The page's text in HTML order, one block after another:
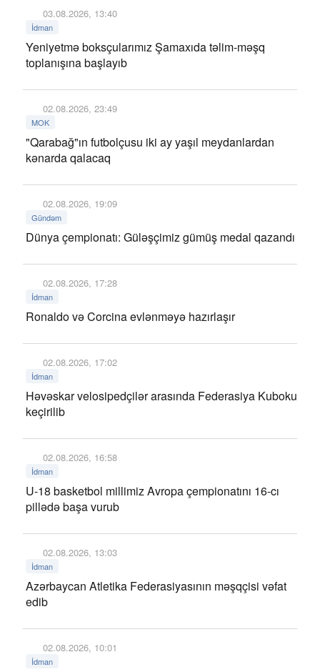
03.08.2026, 13:40
İdman
Yeniyetmə boksçularımız Şamaxıda təlim-məşq
toplanışına başlayıb
02.08.2026, 23:49
MOK
"Qarabağ"ın futbolçusu iki ay yaşıl meydanlardan
kənarda qalacaq
02.08.2026, 19:09
Gündəm
Dünya çempionatı: Güləşçimiz gümüş medal qazandı
02.08.2026, 17:28
İdman
Ronaldo və Corcina evlənməyə hazırlaşır
02.08.2026, 17:02
İdman
Həvəskar velosipedçilər arasında Federasiya Kuboku
keçirilib
02.08.2026, 16:58
İdman
U-18 basketbol millimiz Avropa çempionatını 16-cı
pillədə başa vurub
02.08.2026, 13:03
İdman
Azərbaycan Atletika Federasiyasının məşqçisi vəfat
edib
02.08.2026, 10:01
İdman